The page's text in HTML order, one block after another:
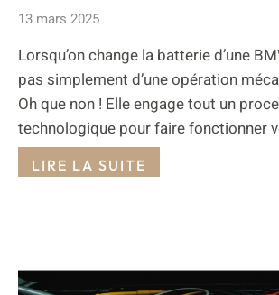
13 mars 2025
Lorsqu’on change la batterie d’une
pas simplement d’une opération
Oh que non ! Elle engage tout un
technologique pour faire fonctionner
LIRE LA SUITE